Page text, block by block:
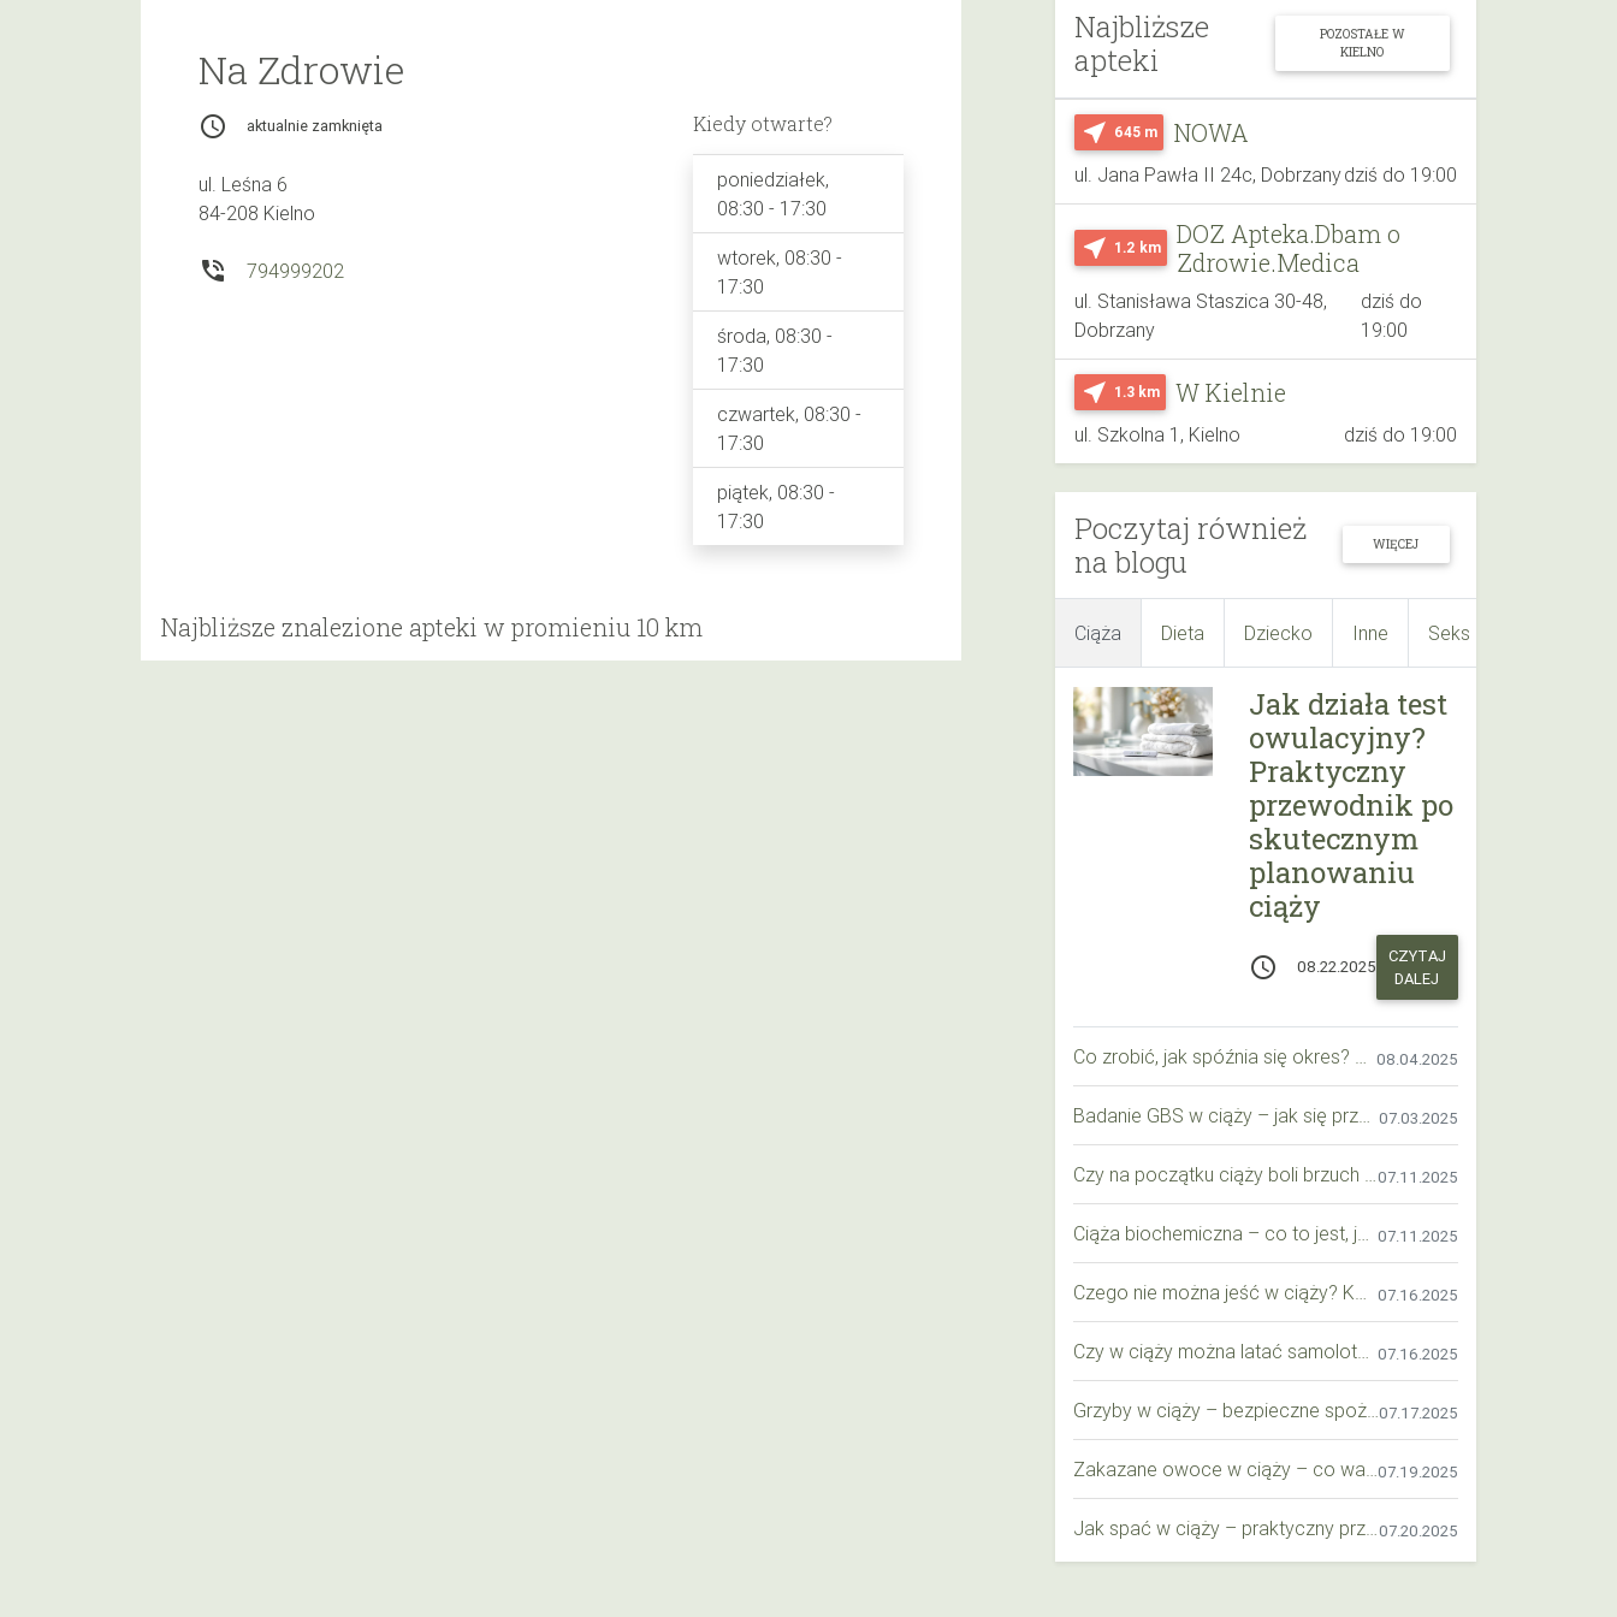
Najbliższe
apteki
POZOSTAŁE W
KIELNO
near_me 645 m NOWA
ul. Jana Pawła II 24c, Dobrzanydziś do 19:00
near_me 1.2 km
DOZ Apteka.Dbam o
Zdrowie.Medica
ul. Stanisława Staszica 30-48,
Dobrzany
dziś do
19:00
near_me 1.3 km W Kielnie
ul. Szkolna 1, Kielno dziś do 19:00
Poczytaj również
na blogu
WIĘCEJ
Ciąża Dieta Dziecko Inne Seks
Jak działa test
owulacyjny?
Praktyczny
przewodnik po
skutecznym
planowaniu
ciąży
access_time 08.22.2025
CZYTAJ
DALEJ
08.04.2025
07.03.2025
07.11.2025
07.11.2025
07.16.2025
07.16.2025
07.17.2025
07.19.2025
07.20.2025
Na Zdrowie
access_time aktualnie zamknięta
ul. Leśna 6
84-208 Kielno
phone_in_talk 794999202
Kiedy otwarte?
poniedziałek,
08:30 - 17:30
wtorek, 08:30 -
17:30
środa, 08:30 -
17:30
czwartek, 08:30 -
17:30
piątek, 08:30 -
17:30
Najbliższe znalezione apteki w promieniu 10 km